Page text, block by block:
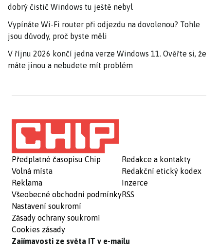
dobrý čistič Windows tu ještě nebyl
Vypínáte Wi-Fi router při odjezdu na dovolenou? Tohle
jsou důvody, proč byste měli
V říjnu 2026 končí jedna verze Windows 11. Ověřte si, že
máte jinou a nebudete mít problém
Předplatné časopisu Chip
Volná místa
Reklama
Všeobecné obchodní podmínky
Nastavení soukromí
Zásady ochrany soukromí
Cookies zásady
Redakce a kontakty
Redakční etický kodex
Inzerce
RSS
Zajímavosti ze světa IT v e-mailu